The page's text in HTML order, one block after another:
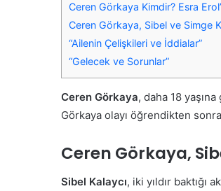
Ceren Görkaya Kimdir? Esra
Ceren Görkaya, Sibel ve Simge
“Ailenin Çelişkileri ve İddialar”
“Gelecek ve Sorunlar”
Ceren Görkaya, daha 18
Görkaya olayı öğrendikten
Ceren Görkaya,
Sibel Kalaycı, iki yıldır baktığı